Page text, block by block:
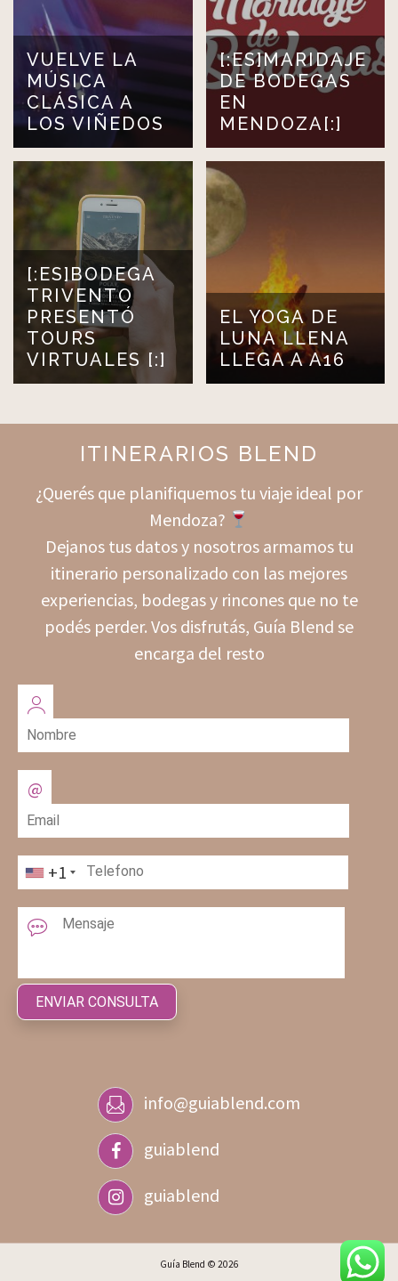
VUELVE LA
MÚSICA
CLÁSICA A
LOS VIÑEDOS
[:ES]MARIDAJE
DE BODEGAS
EN
MENDOZA[:]
[:ES]BODEGA
TRIVENTO
PRESENTÓ
TOURS
VIRTUALES [:]
EL YOGA DE
LUNA LLENA
LLEGA A A16
ITINERARIOS BLEND
¿Querés que planifiquemos tu viaje ideal por
Mendoza?
Dejanos tus datos y nosotros armamos tu
itinerario personalizado con las mejores
experiencias, bodegas y rincones que no te
podés perder. Vos disfrutás, Guía Blend se
encarga del resto
+1
info@guiablend.com
guiablend
guiablend
Guía Blend © 2026